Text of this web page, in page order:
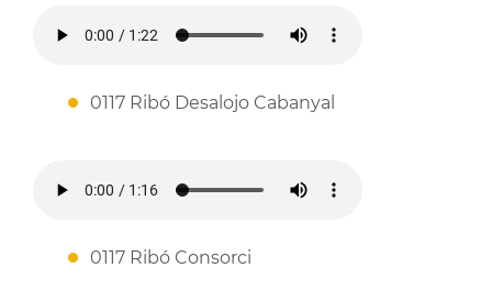
0117 Ribó Desalojo Cabanyal
0117 Ribó Consorci